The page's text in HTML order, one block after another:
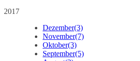
2017
Dezember(3)
November(7)
Oktober(3)
September(5)